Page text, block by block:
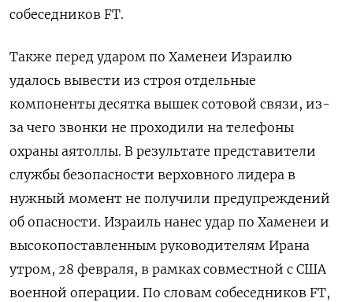
собеседников FT.
Также перед ударом по Хаменеи Израилю
удалось вывести из строя отдельные
компоненты десятка вышек сотовой связи, из-
за чего звонки не проходили на телефоны
охраны аятоллы. В результате представители
службы безопасности верховного лидера в
нужный момент не получили предупреждений
об опасности. Израиль нанес удар по Хаменеи и
высокопоставленным руководителям Ирана
утром, 28 февраля, в рамках совместной с США
военной операции. По словам собеседников FT,